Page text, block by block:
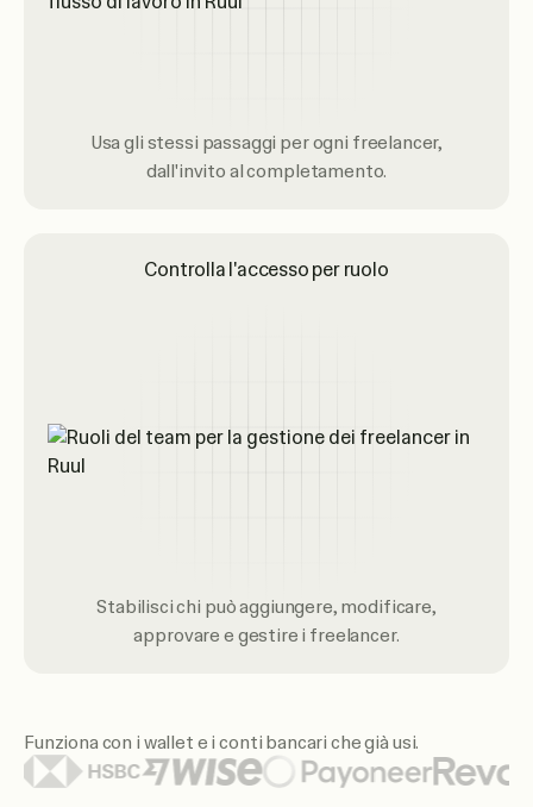
Usa gli stessi passaggi per ogni freelancer,
dall'invito al completamento.
Controlla l'accesso per ruolo
Stabilisci chi può aggiungere, modificare,
approvare e gestire i freelancer.
Funziona con i wallet e i conti bancari che già usi.